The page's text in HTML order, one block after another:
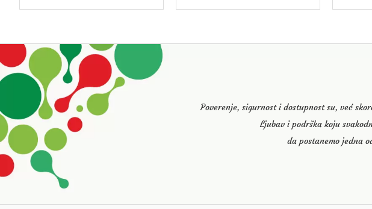
Poverenje, sigurnost i dostupnost su, već
Ljubav i podrška koju
da postanemo jedna